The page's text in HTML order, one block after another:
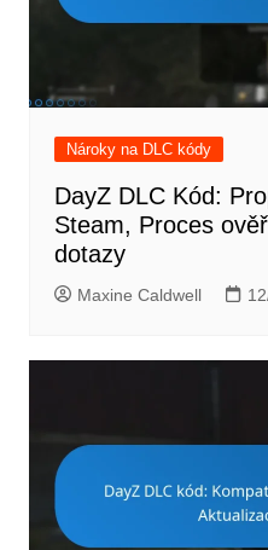
Nároky na DLC kódy
DayZ DLC Kód:
Steam, Proces
dotazy
Maxine Caldwell